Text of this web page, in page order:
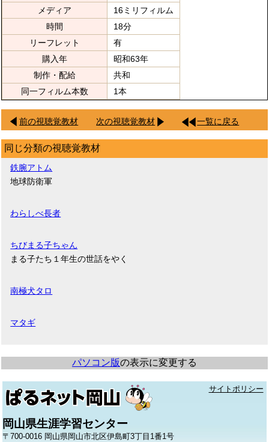
メディア
16ミリフィルム
時間
18分
リーフレット
有
購入年
昭和63年
制作・配給
共和
同一フィルム本数
1本
前の視聴覚教材 次の視聴覚教材 一覧に戻る
同じ分類の視聴覚教材
鉄腕アトム
地球防衛軍
わらしべ長者
ちびまる子ちゃん
まる子たち１年生の世話をやく
南極犬タロ
マタギ
パソコン版の表示に変更する
サイトポリシー
岡山県生涯学習センター
〒700-0016 岡山県岡山市北区伊島町3丁目1番1号